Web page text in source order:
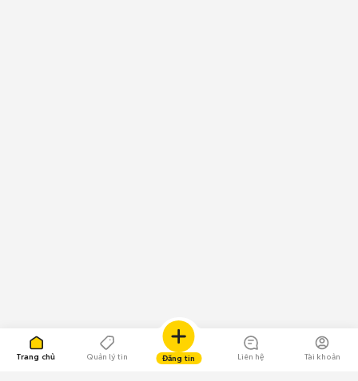
Trang chủ Quản lý tin Đăng tin Liên hệ Tài khoản